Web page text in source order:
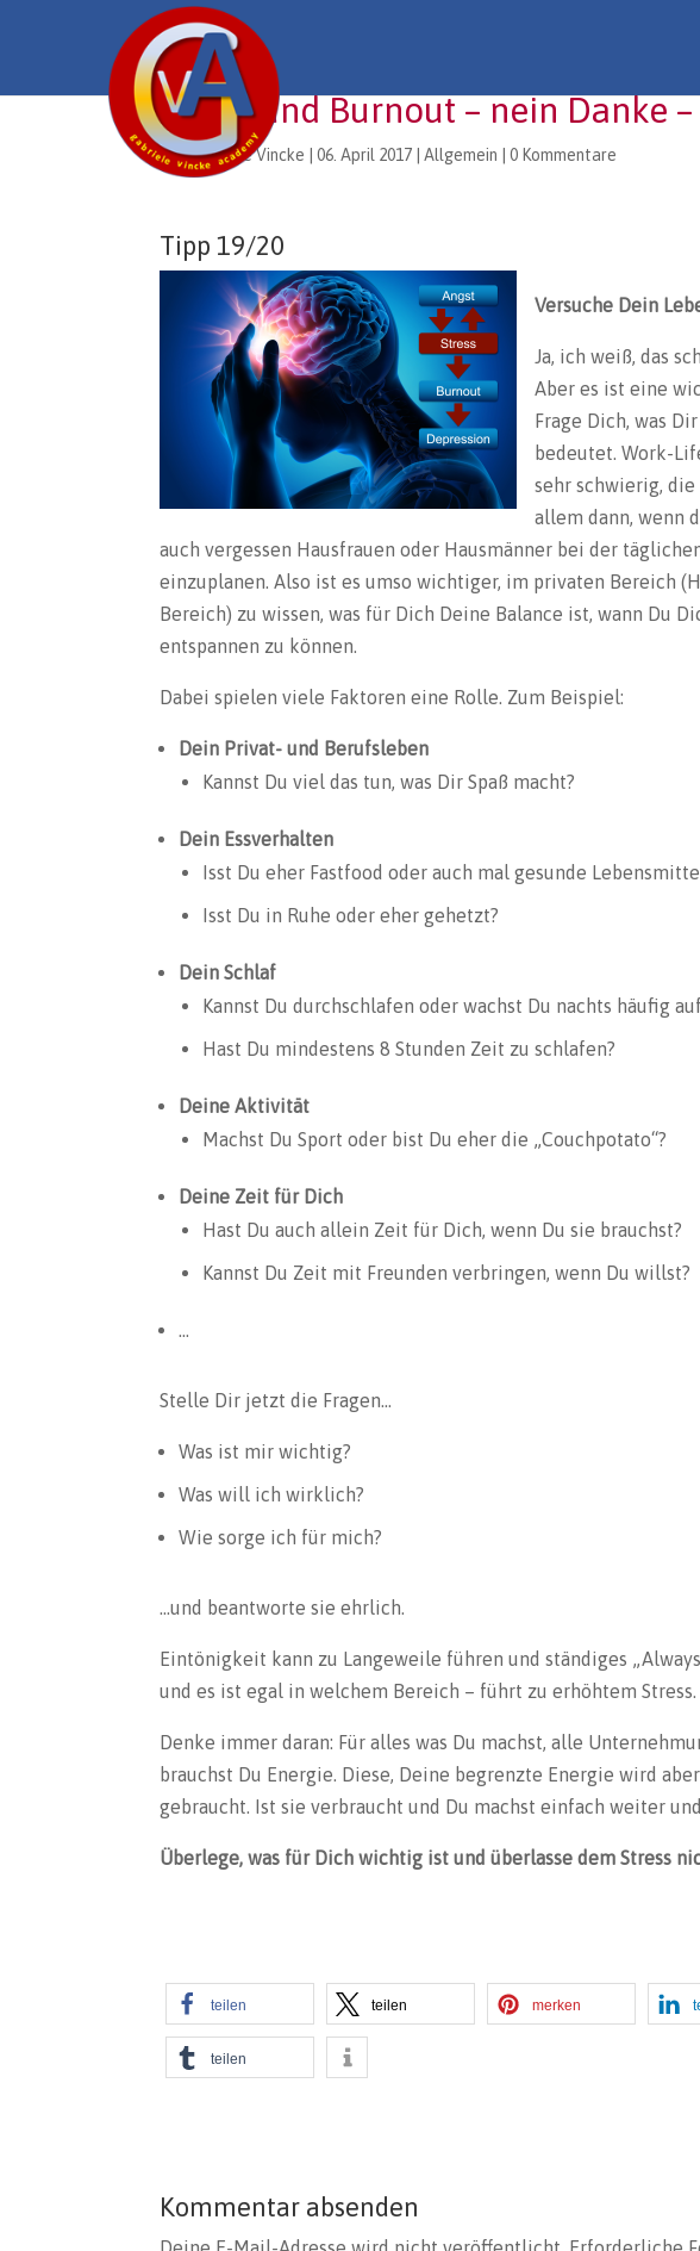
Stress und Burnout – nein Danke
vonGabriele Vincke |06. April 2017 |Allgemein |0 Kommentare
Tipp 19/20
Versuche Dein
Ja, ich weiß, das
Aber es ist eine
Frage Dich, was
bedeutet. Work-
sehr schwierig,
allem dann, wenn
auch vergessen Hausfrauen oder Hausmänner bei der
einzuplanen. Also ist es umso wichtiger, im privaten Bereich
Bereich) zu wissen, was für Dich Deine Balance ist, wann Du
entspannen zu können.
Dabei spielen viele Faktoren eine Rolle. Zum Beispiel:
Dein Privat- und Berufsleben
Kannst Du viel das tun, was Dir Spaß macht?
Dein Essverhalten
Isst Du eher Fastfood oder auch mal gesunde
Isst Du in Ruhe oder eher gehetzt?
Dein Schlaf
Kannst Du durchschlafen oder wachst Du nachts häufig
Hast Du mindestens 8 Stunden Zeit zu schlafen?
Deine Aktivität
Machst Du Sport oder bist Du eher die „Couchpotato“?
Deine Zeit für Dich
Hast Du auch allein Zeit für Dich, wenn Du sie brauchst?
Kannst Du Zeit mit Freunden verbringen, wenn Du willst?
…
Stelle Dir jetzt die Fragen…
Was ist mir wichtig?
Was will ich wirklich?
Wie sorge ich für mich?
…und beantworte sie ehrlich.
Eintönigkeit kann zu Langeweile führen und ständiges
und es ist egal in welchem Bereich – führt zu erhöhtem Stress.
Denke immer daran: Für alles was Du machst, alle
brauchst Du Energie. Diese, Deine begrenzte Energie wird
gebraucht. Ist sie verbraucht und Du machst einfach weiter
Überlege, was für Dich wichtig ist und überlasse dem Stress
teilen teilen merken
teilen
Kommentar absenden